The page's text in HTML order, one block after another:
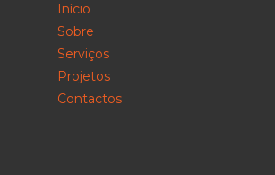
Início
Sobre
Serviços
Projetos
Contactos